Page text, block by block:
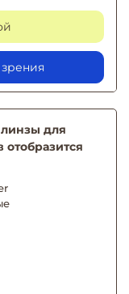
для
отобразится